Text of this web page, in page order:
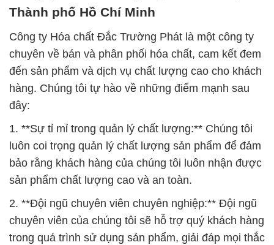
Thành phố Hồ Chí Minh
Công ty Hóa chất Đắc Trường Phát là một công ty
chuyên về bán và phân phối hóa chất, cam kết đem
đến sản phẩm và dịch vụ chất lượng cao cho khách
hàng. Chúng tôi tự hào về những điểm mạnh sau
đây:
1. **Sự tỉ mỉ trong quản lý chất lượng:** Chúng tôi
luôn coi trọng quản lý chất lượng sản phẩm để đảm
bảo rằng khách hàng của chúng tôi luôn nhận được
sản phẩm chất lượng cao và an toàn.
2. **Đội ngũ chuyên viên chuyên nghiệp:** Đội ngũ
chuyên viên của chúng tôi sẽ hỗ trợ quý khách hàng
trong quá trình sử dụng sản phẩm, giải đáp mọi thắc